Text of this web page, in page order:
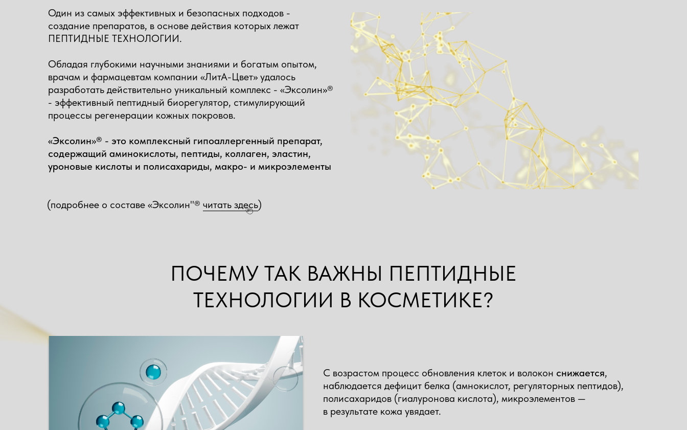
Один из самых эффективных и безопасных подходов -
создание препаратов, в основе действия которых лежат
ПЕПТИДНЫЕ ТЕХНОЛОГИИ.
Обладая глубокими научными знаниями и богатым опытом,
врачам и фармацевтам компании «ЛитА-Цвет» удалось
разработать действительно уникальный комплекс - «Эксолин»®
- эффективный пептидный биорегулятор, стимулирующий
процессы регенерации кожных покровов.
«Эксолин»® - это комплексный гипоаллергенный препарат,
содержащий аминокислоты, пептиды, коллаген, эластин,
уроновые кислоты и полисахариды, макро- и микроэлементы
(подробнее о составе «Эксолин"® читать здесь)
Один из самых эффективных и безопасных подходов —
создание препаратов, в основе действия которых лежат
Обладая глубокими научными знаниями и богатым опытом,
врачам и фармацевтам компании «ЛитА-Цвет» удалось
разработать действительно уникальный комплекс —
«Эксолин"® — эффективный пептидный биорегулятор,
стимулирующий процессы регенерации кожных покровов.
С возрастом процесс обновления клеток и волокон снижается,
наблюдается дефицит белка (амнокислот, регуляторных пептидов),
полисахаридов (гиалуронова кислота), микроэлементов —
в результате кожа увядает.
ПОЧЕМУ ТАК ВАЖНЫ ПЕПТИДНЫЕ
ТЕХНОЛОГИИ В КОСМЕТИКЕ?